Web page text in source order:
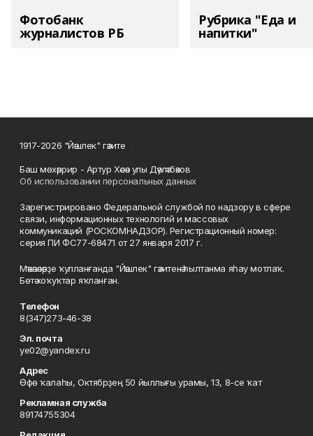
Фотобанк
журналистов РБ
Рубрика "Еда и
напитки"
1917-2026 "Йәшлек" гәзите
Баш мөхәррир - Артур Хәсән улы Дәүләтбәков
Об использовании персональных данных
Зарегистрировано Федеральной службой по надзору в сфере
связи, информационных технологий и массовых
коммуникаций (РОСКОМНАДЗОР). Регистрационный номер:
серия ПИ ФС77-68471 от 27 января 2017 г.
Мәҡәләләрҙе ҡулланғанда "Йәшлек" гәзитенә һылтанма яһау мотлаҡ.
Бөтә хоҡуҡтар яҡланған.
Телефон
8(347)273-46-38
Эл. почта
ye02@yandex.ru
Адрес
Өфө ҡалаһы, Октябрҙең 50 йыллығы урамы, 13, 8-се ҡат
Рекламная служба
89174755304